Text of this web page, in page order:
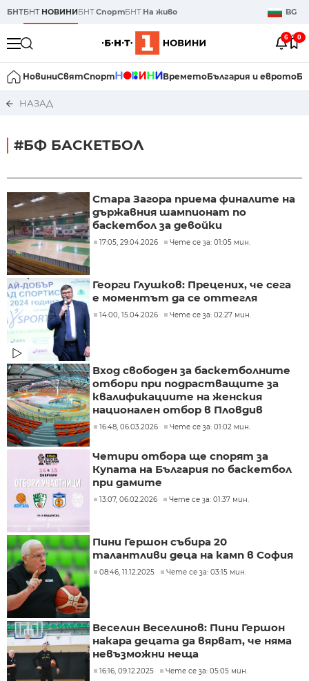
БНТБНТ НОВИНИБНТСпортБНТ На живо BG
6 0
НовиниСвятСпорт ВреметоБългария и еврото
НАЗАД
#БФ БАСКЕТБОЛ
Стара Загора приема финалите на
държавния шампионат по
баскетбол за девойки
17:05, 29.04.2026 Чете се за: 01:05 мин.
Георги Глушков: Прецених, че сега
е моментът да се оттегля
14:00, 15.04.2026 Чете се за: 02:27 мин.
Вход свободен за баскетболните
отбори при подрастващите за
квалификациите на женския
национален отбор в Пловдив
16:48, 06.03.2026 Чете се за: 01:02 мин.
Четири отбора ще спорят за
Купата на България по баскетбол
при дамите
13:07, 06.02.2026 Чете се за: 01:37 мин.
Пини Гершон събира 20
талантливи деца на камп в София
08:46, 11.12.2025 Чете се за: 03:15 мин.
Веселин Веселинов: Пини Гершон
накара децата да вярват, че няма
невъзможни неща
16:16, 09.12.2025 Чете се за: 05:05 мин.